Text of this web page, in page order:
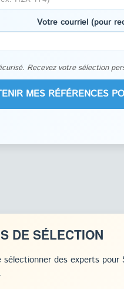
Votre courriel (pour
Recevez votre sélection
DE SÉLECTION
sélectionner des experts